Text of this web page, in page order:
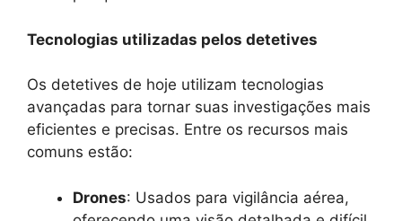
Tecnologias utilizadas pelos detetives
Os detetives de hoje utilizam tecnologias
avançadas para tornar suas investigações mais
eficientes e precisas. Entre os recursos mais
comuns estão:
Drones: Usados para vigilância aérea,